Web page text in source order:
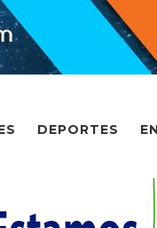
DEPORTES